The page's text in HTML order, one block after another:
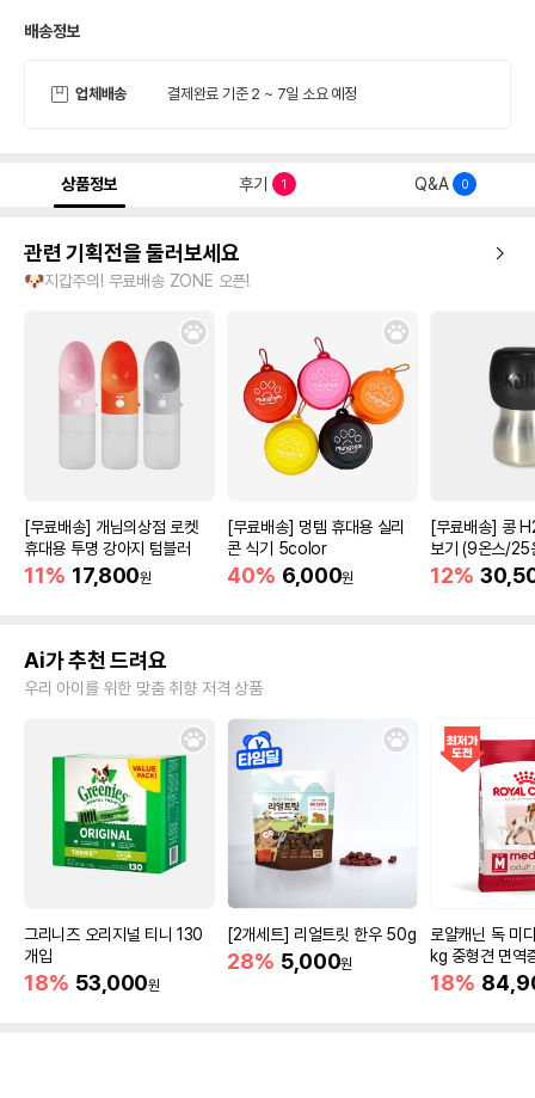
배송정보
업체배송 결제완료 기준 2 ~ 7일 소요 예정
상품정보 후기 1 Q&A 0
관련 기획전을 둘러보세요
🐶지갑주의! 무료배송 ZONE 오픈!
[무료배송] 개님의상점 로켓
휴대용 투명 강아지 텀블러
11% 17,800원
[무료배송] 멍템 휴대용 실리
콘 식기 5color
40% 6,000원
[무료배송] 콩
보기 (9온스/25
12%
Ai가 추천 드려요
우리 아이를 위한 맞춤 취향 저격 상품
그리니즈 오리지널 티니 130
개입
18% 53,000원
[2개세트] 리얼트릿 한우 50g
28% 5,000원
로얄캐닌 독 미
kg 중형견 면역
18%